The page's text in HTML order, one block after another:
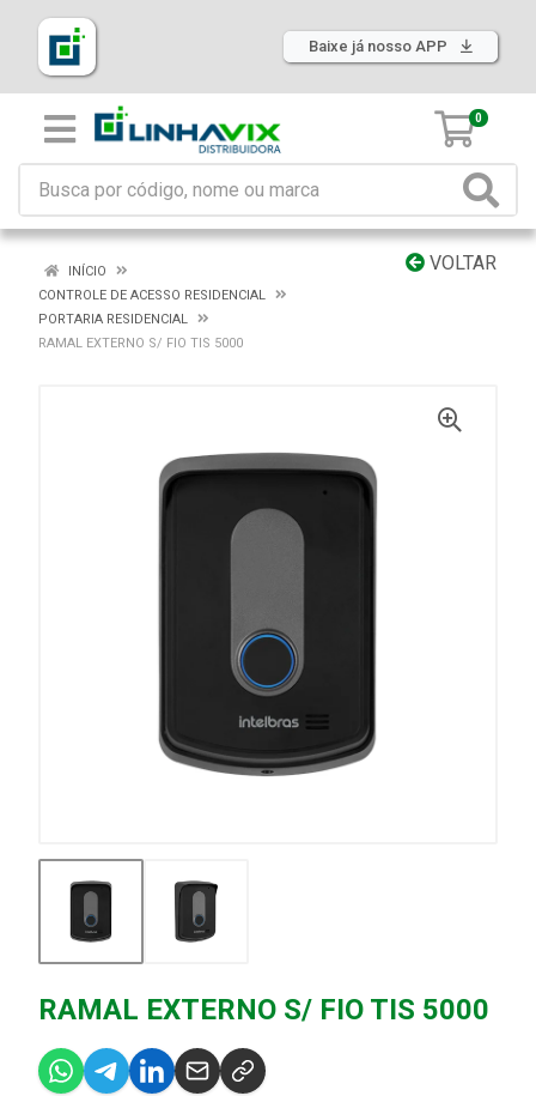
Baixe já nosso APP
0
VOLTAR
INÍCIO
CONTROLE DE ACESSO RESIDENCIAL
PORTARIA RESIDENCIAL
RAMAL EXTERNO S/ FIO TIS 5000
RAMAL EXTERNO S/ FIO TIS 5000